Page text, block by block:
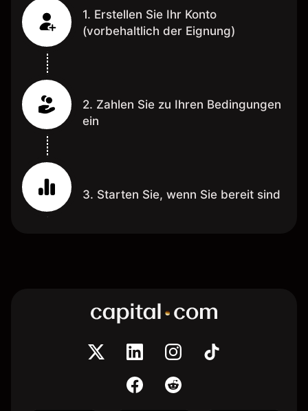
1. Erstellen Sie Ihr Konto
(vorbehaltlich der Eignung)
2. Zahlen Sie zu Ihren Bedingungen
ein
3. Starten Sie, wenn Sie bereit sind